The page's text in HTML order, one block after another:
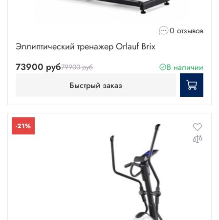
0 отзывов
Эллиптический тренажер Orlauf Brix
73900 руб79900 руб
В наличии
Быстрый заказ
-21%